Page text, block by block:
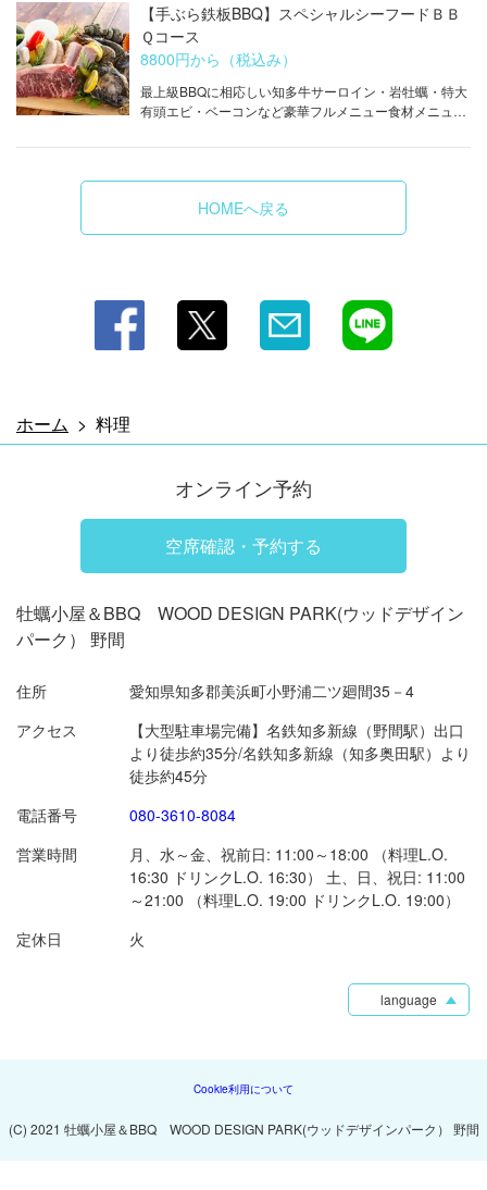
【手ぶら鉄板BBQ】スペシャルシーフードＢＢ
Ｑコース
8800円から（税込み）
最上級BBQに相応しい知多牛サーロイン・岩牡蠣・特大
有頭エビ・ベーコンなど豪華フルメニュー食材メニューです。※ソフトドリンク別
HOMEへ戻る
ホーム 料理
この店舗情報をシェアする
インパーク） 野間
愛知県知多郡美浜町小野浦二ツ廻間35－4
https://wooddesignparknoma.owst.jp/foods
オンライン予約
空席確認・予約する
牡蠣小屋＆BBQ WOOD DESIGN PARK(ウッドデザイン
パーク） 野間
住所
愛知県知多郡美浜町小野浦二ツ廻間35－4
アクセス
【大型駐車場完備】名鉄知多新線（野間駅）出口
より徒歩約35分/名鉄知多新線（知多奥田駅）より
徒歩約45分
電話番号
080-3610-8084
営業時間
月、水～金、祝前日: 11:00～18:00 （料理L.O.
16:30 ドリンクL.O. 16:30） 土、日、祝日: 11:00
～21:00 （料理L.O. 19:00 ドリンクL.O. 19:00）
定休日
火
language
Cookie利用について
(C) 2021 牡蠣小屋＆BBQ WOOD DESIGN PARK(ウッドデザインパーク） 野間